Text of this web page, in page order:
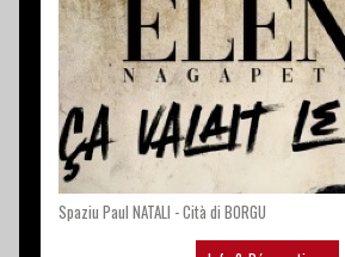
Spaziu Paul NATALI - Cità di BORGU
Info & Réservations
DI STINTU È DI CORE IN BASTIA
MARDI 29 SEPTEMBRE À 20:30